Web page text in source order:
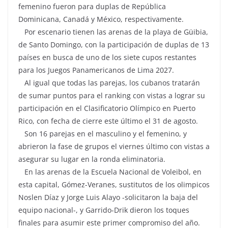
femenino fueron para duplas de República
Dominicana, Canadá y México, respectivamente.
Por escenario tienen las arenas de la playa de Güibia,
de Santo Domingo, con la participación de duplas de 13
países en busca de uno de los siete cupos restantes
para los Juegos Panamericanos de Lima 2027.
Al igual que todas las parejas, los cubanos tratarán
de sumar puntos para el ranking con vistas a lograr su
participación en el Clasificatorio Olímpico en Puerto
Rico, con fecha de cierre este último el 31 de agosto.
Son 16 parejas en el masculino y el femenino, y
abrieron la fase de grupos el viernes último con vistas a
asegurar su lugar en la ronda eliminatoria.
En las arenas de la Escuela Nacional de Voleibol, en
esta capital, Gómez-Veranes, sustitutos de los olimpicos
Noslen Díaz y Jorge Luis Alayo -solicitaron la baja del
equipo nacional-, y Garrido-Drik dieron los toques
finales para asumir este primer compromiso del año.